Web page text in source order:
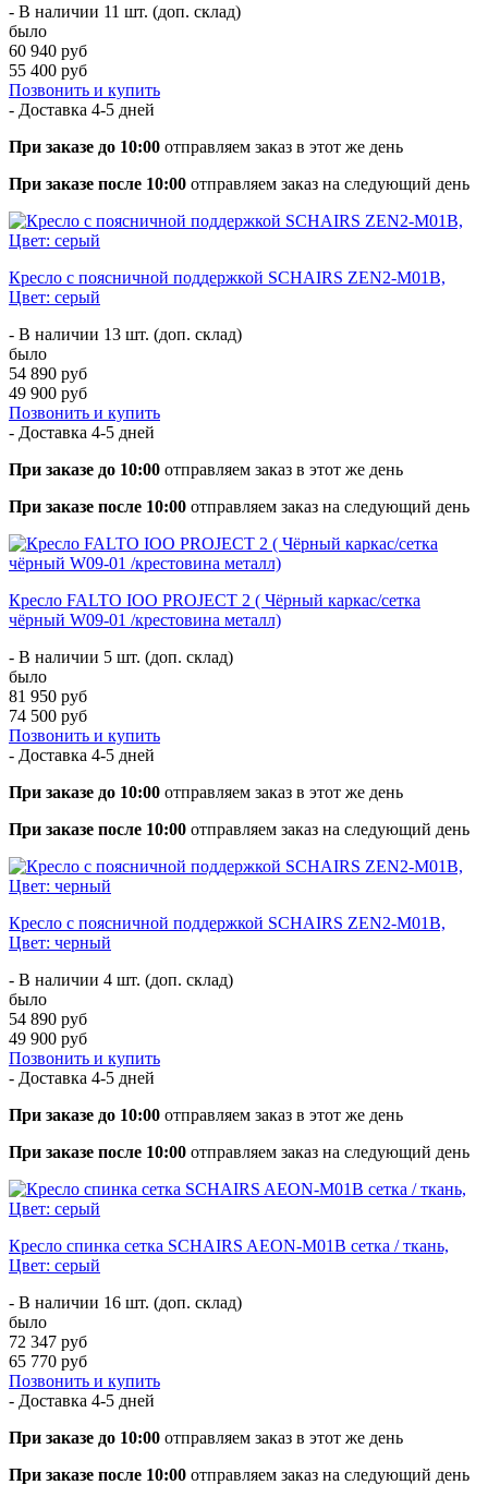
- В наличии 11 шт. (доп. склад)
было
60 940 руб
55 400 руб
Позвонить и купить
- Доставка 4-5 дней
При заказе до 10:00 отправляем заказ в этот же день
При заказе после 10:00 отправляем заказ на следующий день
Кресло с поясничной поддержкой SCHAIRS ZEN2-М01B,
Цвет: серый
- В наличии 13 шт. (доп. склад)
было
54 890 руб
49 900 руб
Позвонить и купить
- Доставка 4-5 дней
При заказе до 10:00 отправляем заказ в этот же день
При заказе после 10:00 отправляем заказ на следующий день
Кресло FALTO IOO PROJECT 2 ( Чёрный каркас/сетка
чёрный W09-01 /крестовина металл)
- В наличии 5 шт. (доп. склад)
было
81 950 руб
74 500 руб
Позвонить и купить
- Доставка 4-5 дней
При заказе до 10:00 отправляем заказ в этот же день
При заказе после 10:00 отправляем заказ на следующий день
Кресло с поясничной поддержкой SCHAIRS ZEN2-М01B,
Цвет: черный
- В наличии 4 шт. (доп. склад)
было
54 890 руб
49 900 руб
Позвонить и купить
- Доставка 4-5 дней
При заказе до 10:00 отправляем заказ в этот же день
При заказе после 10:00 отправляем заказ на следующий день
Кресло спинка сетка SCHAIRS AEON-М01В сетка / ткань,
Цвет: серый
- В наличии 16 шт. (доп. склад)
было
72 347 руб
65 770 руб
Позвонить и купить
- Доставка 4-5 дней
При заказе до 10:00 отправляем заказ в этот же день
При заказе после 10:00 отправляем заказ на следующий день